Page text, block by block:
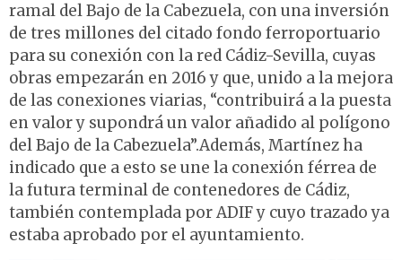
ramal del Bajo de la Cabezuela, con una inversión
de tres millones del citado fondo ferroportuario
para su conexión con la red Cádiz-Sevilla, cuyas
obras empezarán en 2016 y que, unido a la mejora
de las conexiones viarias, “contribuirá a la puesta
en valor y supondrá un valor añadido al polígono
del Bajo de la Cabezuela”.Además, Martínez ha
indicado que a esto se une la conexión férrea de
la futura terminal de contenedores de Cádiz,
también contemplada por ADIF y cuyo trazado ya
estaba aprobado por el ayuntamiento.